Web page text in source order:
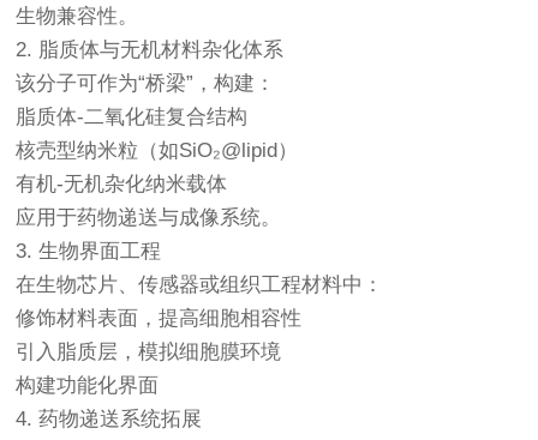
生物兼容性。
2. 脂质体与无机材料杂化体系
该分子可作为“桥梁”，构建：
脂质体-二氧化硅复合结构
核壳型纳米粒（如SiO₂@lipid）
有机-无机杂化纳米载体
应用于药物递送与成像系统。
3. 生物界面工程
在生物芯片、传感器或组织工程材料中：
修饰材料表面，提高细胞相容性
引入脂质层，模拟细胞膜环境
构建功能化界面
4. 药物递送系统拓展